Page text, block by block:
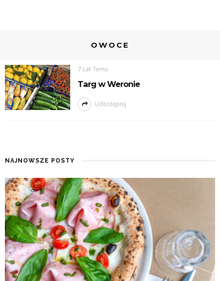
OWOCE
7 Lat Temu
Targ w Weronie
Udostępnij
NAJNOWSZE POSTY